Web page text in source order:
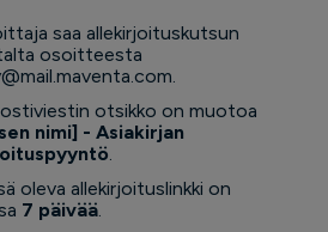
saa allekirjoituskutsun
osoitteesta
otsikko on muotoa
nimi] - Asiakirjan
.
oleva allekirjoituslinkki on
7 päivää.